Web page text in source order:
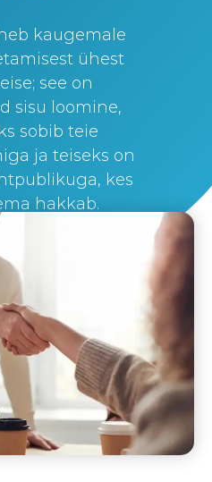
kaugemale
ühest
see on
sisu loomine,
sobib teie
ja teiseks on
kes
hakkab.
Nunez